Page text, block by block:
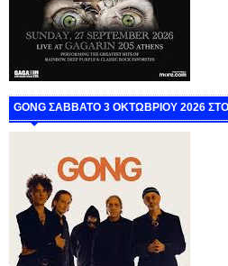
GONG ΣΑΒΒΑΤΟ 3 ΟΚΤΩΒΡΙΟΥ 2026 ΣΤΟ